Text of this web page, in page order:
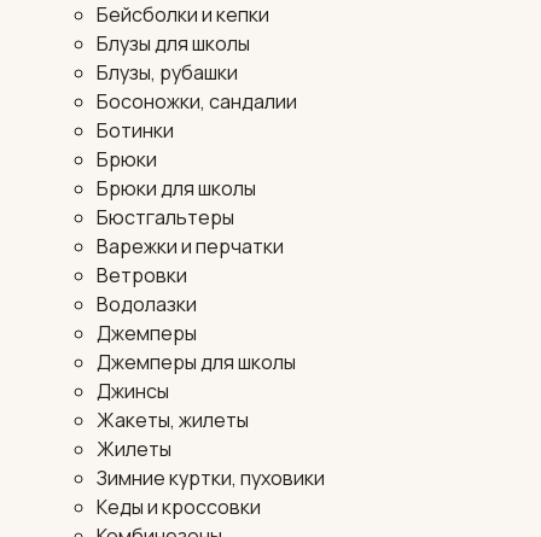
Бейсболки и кепки
Блузы для школы
Блузы, рубашки
Босоножки, сандалии
Ботинки
Брюки
Брюки для школы
Бюстгальтеры
Варежки и перчатки
Ветровки
Водолазки
Джемперы
Джемперы для школы
Джинсы
Жакеты, жилеты
Жилеты
Зимние куртки, пуховики
Кеды и кроссовки